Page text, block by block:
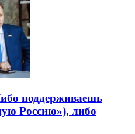
поддерживаешь
Россию»), либо